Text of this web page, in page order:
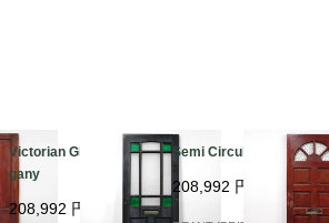
Victorian Glass Maho
gany
208,992 円
Semi Circular Glass
208,992 円